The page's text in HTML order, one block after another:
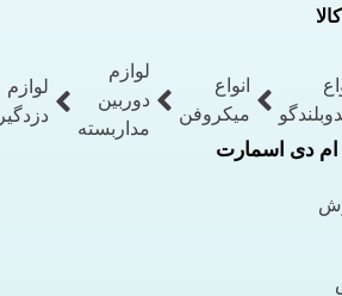
انواع
میکروفن
لوازم
دوربین
مداربسته
لوازم
دزدگیر
ام دی اسمارت